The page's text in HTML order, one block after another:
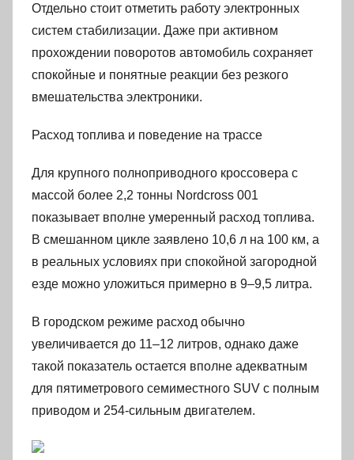
Отдельно стоит отметить работу электронных
систем стабилизации. Даже при активном
прохождении поворотов автомобиль сохраняет
спокойные и понятные реакции без резкого
вмешательства электроники.
Расход топлива и поведение на трассе
Для крупного полноприводного кроссовера с
массой более 2,2 тонны Nordcross 001
показывает вполне умеренный расход топлива.
В смешанном цикле заявлено 10,6 л на 100 км, а
в реальных условиях при спокойной загородной
езде можно уложиться примерно в 9–9,5 литра.
В городском режиме расход обычно
увеличивается до 11–12 литров, однако даже
такой показатель остается вполне адекватным
для пятиметрового семиместного SUV с полным
приводом и 254-сильным двигателем.